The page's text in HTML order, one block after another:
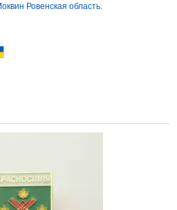
Ровенская область.